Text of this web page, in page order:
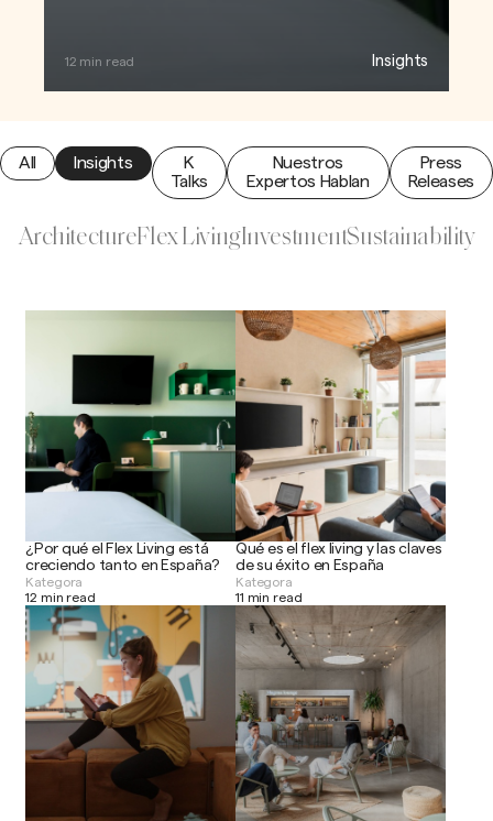
All Insights
K
Talks
Nuestros
Expertos Hablan
Press
Releases
Architecture Flex LivingInvestmentSustainability
¿Por qué el Flex Living está
creciendo tanto en España?
Kategora
12 min read
Qué es el flex living y las claves
de su éxito en España
Kategora
11 min read